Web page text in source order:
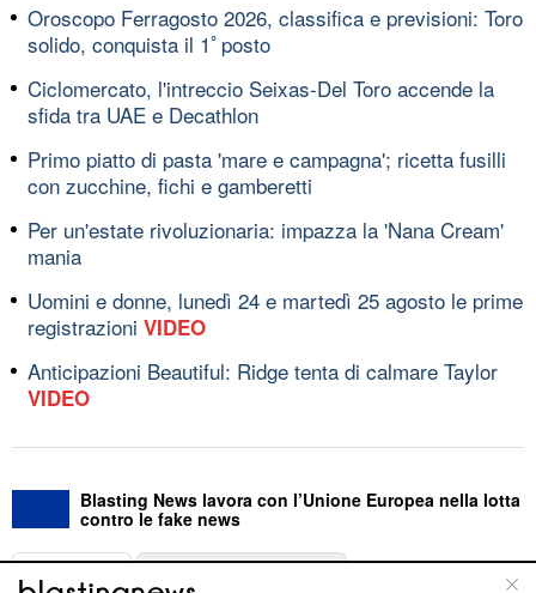
Oroscopo Ferragosto 2026, classifica e previsioni: Toro
solido, conquista il 1ﾟposto
Ciclomercato, l'intreccio Seixas-Del Toro accende la
sfida tra UAE e Decathlon
Primo piatto di pasta 'mare e campagna'; ricetta fusilli
con zucchine, fichi e gamberetti
Per un'estate rivoluzionaria: impazza la 'Nana Cream'
mania
Uomini e donne, lunedì 24 e martedì 25 agosto le prime
registrazioni VIDEO
Anticipazioni Beautiful: Ridge tenta di calmare Taylor
VIDEO
Blasting News lavora con l’Unione Europea nella lotta
contro le fake news
ABOUT